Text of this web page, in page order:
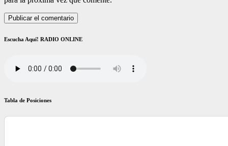
Escucha Aquí! RADIO ONLINE
Tabla de Posiciones